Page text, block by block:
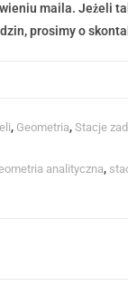
maila. Jeżeli
prosimy o
, Geometria,Stacje
analityczna,